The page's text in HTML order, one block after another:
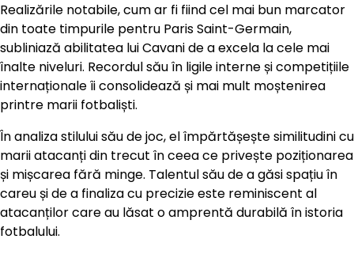
Realizările notabile, cum ar fi fiind cel mai bun marcator
din toate timpurile pentru Paris Saint-Germain,
subliniază abilitatea lui Cavani de a excela la cele mai
înalte niveluri. Recordul său în ligile interne și competițiile
internaționale îi consolidează și mai mult moștenirea
printre marii fotbaliști.
În analiza stilului său de joc, el împărtășește similitudini cu
marii atacanți din trecut în ceea ce privește poziționarea
și mișcarea fără minge. Talentul său de a găsi spațiu în
careu și de a finaliza cu precizie este reminiscent al
atacanților care au lăsat o amprentă durabilă în istoria
fotbalului.